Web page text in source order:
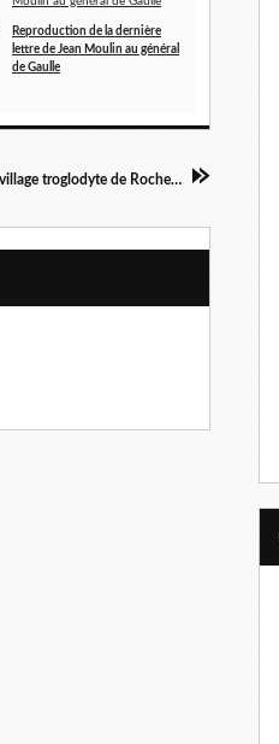
Reproduction de la dernière
lettre de Jean Moulin au général
de Gaulle
Habitation semi-troglodyte, village troglodyte de Rochemenier